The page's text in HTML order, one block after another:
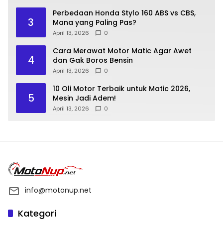
3
Perbedaan Honda Stylo 160 ABS vs CBS,
Mana yang Paling Pas?
April 13, 2026 0
4
Cara Merawat Motor Matic Agar Awet
dan Gak Boros Bensin
April 13, 2026 0
5
10 Oli Motor Terbaik untuk Matic 2026,
Mesin Jadi Adem!
April 13, 2026 0
info@motonup.net
Kategori